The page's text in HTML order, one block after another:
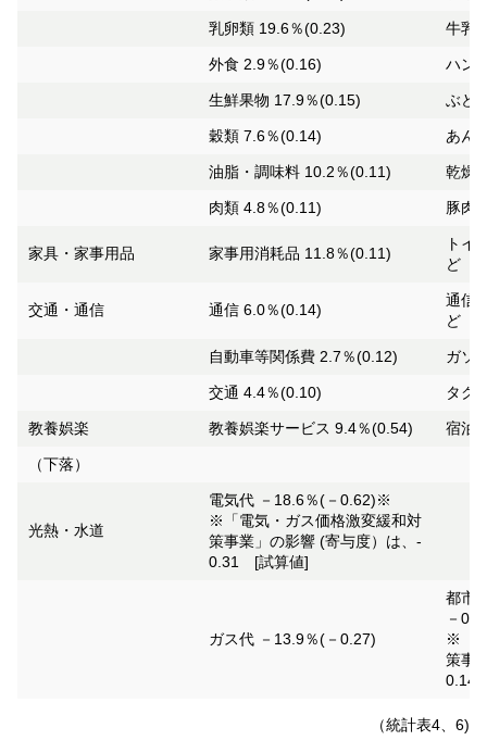
乳卵類 19.6％(0.23) 牛乳
外食 2.9％(0.16) ハン
生鮮果物 17.9％(0.15) ぶど
穀類 7.6％(0.14) あん
油脂・調味料 10.2％(0.11) 乾燥
肉類 4.8％(0.11) 豚肉
家具・家事用品 家事用消耗品 11.8％(0.11)
トイ
ど
交通・通信 通信 6.0％(0.14)
通信
ど
自動車等関係費 2.7％(0.12) ガソ
交通 4.4％(0.10) タク
教養娯楽 教養娯楽サービス 9.4％(0.54) 宿泊
（下落）
光熱・水道
電気代 －18.6％(－0.62)※
※「電気・ガス価格激変緩和対
策事業」の影響 (寄与度）は、-
0.31 [試算値]
ガス代 －13.9％(－0.27)
都市
－
※「
策事
0.14
（統計表4、6)